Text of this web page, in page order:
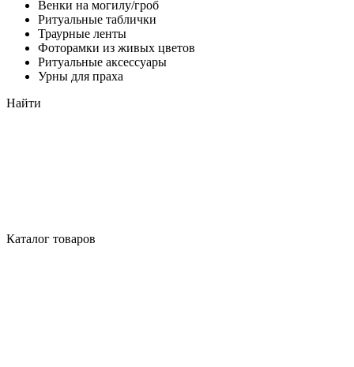
Венки на могилу/гроб
Ритуальные таблички
Траурные ленты
Фоторамки из живых цветов
Ритуальные аксессуары
Урны для праха
Найти
Каталог товаров